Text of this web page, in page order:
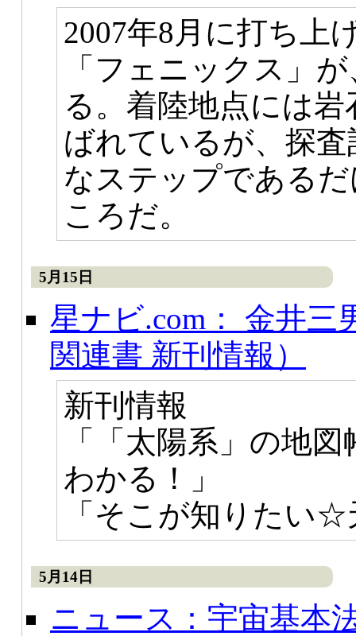
2007年8月に打ち上
「フェニックス」
る。着陸地点には
ばれているが、探
なステップである
ころだ。
5月15日
星ナビ.com： 金井三
関連書 新刊情報）
新刊情報
「「太陽系」の地
わかる！」
「そこが知りたい☆
5月14日
ニュース：宇宙基本